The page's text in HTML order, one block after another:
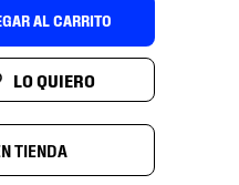
AL CARRITO
TIENDA